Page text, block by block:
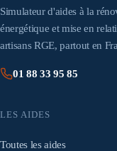
Simulateur d'aides à la
énergétique et mise en
artisans RGE, partout en
01 88 33 95 85
LES AIDES
Toutes les aides